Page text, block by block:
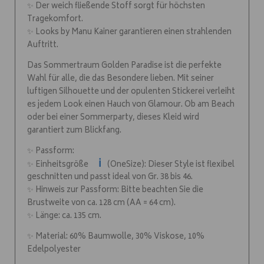
✨ Der weich fließende Stoff sorgt für höchsten
Tragekomfort.
✨ Looks by Manu Kainer garantieren einen strahlenden
Auftritt.
Das Sommertraum Golden Paradise ist die perfekte
Wahl für alle, die das Besondere lieben. Mit seiner
luftigen Silhouette und der opulenten Stickerei verleiht
es jedem Look einen Hauch von Glamour. Ob am Beach
oder bei einer Sommerparty, dieses Kleid wird
garantiert zum Blickfang.
✨ Passform:
✨ Einheitsgröße
ℹ️ (OneSize): Dieser Style ist flexibel
geschnitten und passt ideal von Gr. 38 bis 46.
✨ Hinweis zur Passform: Bitte beachten Sie die
Brustweite von ca. 128 cm (AA = 64 cm).
✨ Länge: ca. 135 cm.
✨ Material: 60% Baumwolle, 30% Viskose, 10%
Edelpolyester